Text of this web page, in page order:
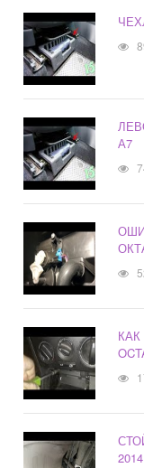
А7
2014